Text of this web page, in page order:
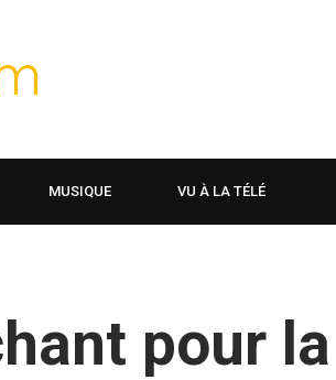
MUSIQUE VU À LA TÉLÉ
pour la